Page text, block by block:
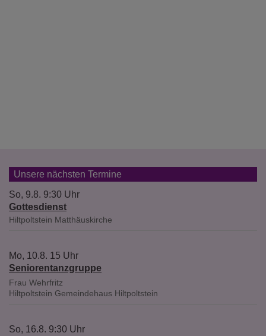
Unsere nächsten Termine
So, 9.8. 9:30 Uhr
Gottesdienst
Hiltpoltstein Matthäuskirche
Mo, 10.8. 15 Uhr
Seniorentanzgruppe
Frau Wehrfritz
Hiltpoltstein Gemeindehaus Hiltpoltstein
So, 16.8. 9:30 Uhr